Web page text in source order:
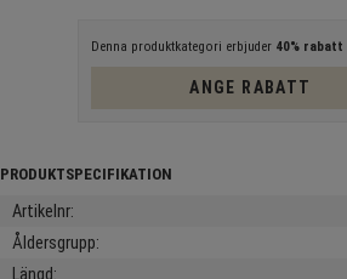
Denna produktkategori erbjuder 40% rabatt
ANGE RABATT
Artikelnr
Åldersgrupp
Längd